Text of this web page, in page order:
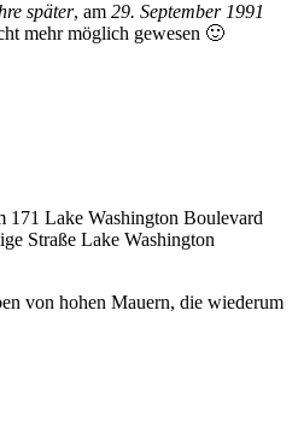
später, am 29. September 1991
mehr möglich gewesen 🙂
171 Lake Washington Boulevard
Straße Lake Washington
von hohen Mauern, die wiederum